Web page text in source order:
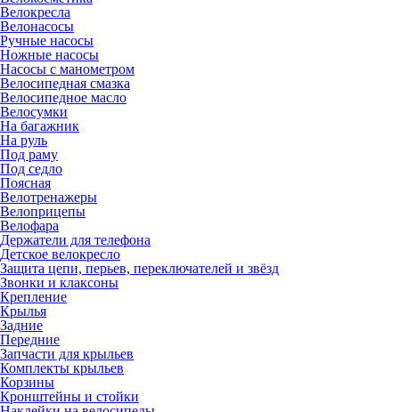
Велокресла
Велонасосы
Ручные насосы
Ножные насосы
Насосы с манометром
Велосипедная смазка
Велосипедное масло
Велосумки
На багажник
На руль
Под раму
Под седло
Поясная
Велотренажеры
Велоприцепы
Велофара
Держатели для телефона
Детское велокресло
Защита цепи, перьев, переключателей и звёзд
Звонки и клаксоны
Крепление
Крылья
Задние
Передние
Запчасти для крыльев
Комплекты крыльев
Корзины
Кронштейны и стойки